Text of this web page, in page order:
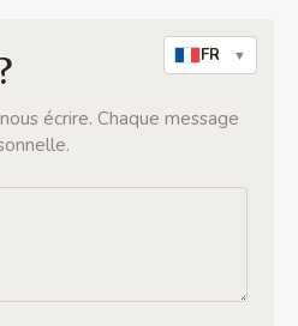
FR ▼
écrire. Chaque message